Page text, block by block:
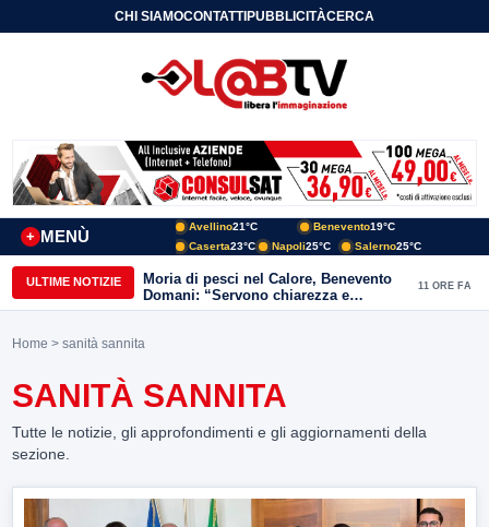
CHI SIAMOCONTATTIPUBBLICITÀCERCA
MENÙ
+
Avellino21°C Benevento19°C
Caserta23°C Napoli25°C Salerno25°C
ULTIME NOTIZIE
Moria di pesci nel Calore, Benevento
Domani: “Servono chiarezza e
approfondimenti sulla gestione
11 ORE FA
Home > sanità sannita
SANITÀ SANNITA
Tutte le notizie, gli approfondimenti e gli aggiornamenti della
sezione.